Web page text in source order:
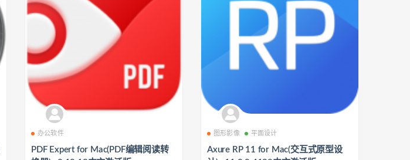
办公软件
PDF Expert for Mac(PDF编辑阅读转
图形影像 平面设计
Axure RP 11 for Mac(交互式原型设